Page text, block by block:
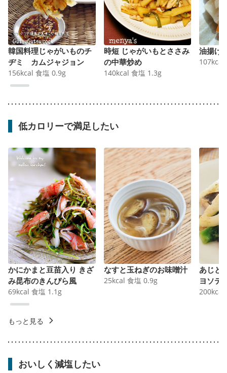
韓国料理じゃがいものチ
ヂミ カムジャジョン
156kcal 食塩 0.9g
時短 じゃがいもとささみ
の中華炒め
140kcal 食塩 1.3g
油揚げ
107kcal
低カロリーで満足したい
かにかまと豆苗入り きざ
み昆布のきんぴら風
69kcal 食塩 1.1 g
なすと玉ねぎのお味噌汁
25kcal 食塩 0.9g
あじと
ヨソテ
200kcal
もっと見る
おいしく減塩したい